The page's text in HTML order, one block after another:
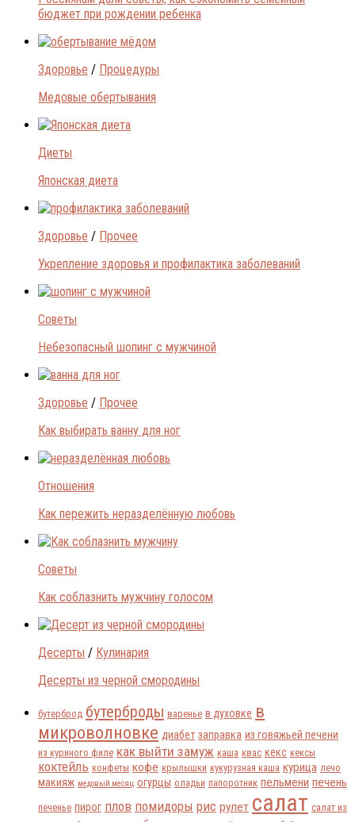
бюджет при рождении ребенка
Здоровье / Процедуры
Медовые обертывания
Диеты
Японская диета
Здоровье / Прочее
Укрепление здоровья и профилактика заболеваний
Советы
Небезопасный шопинг с мужчиной
Здоровье / Прочее
Как выбирать ванну для ног
Отношения
Как пережить неразделённую любовь
Советы
Как соблазнить мужчину голосом
Десерты / Кулинария
Десерты из черной смородины
бутерброд бутерброды варенье в духовке в
микроволновке диабет заправка из говяжьей печени
из куриного филе как выйти замуж каша квас кекс кексы
коктейль конфеты кофе крылышки кукурузная каша курица лечо
макияж медовый месяц огурцы оладьи папоротник пельмени печень
печенье пирог плов помидоры рис рулет салат салат из